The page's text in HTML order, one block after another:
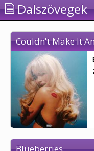
Dalszövegek
Couldn't Make It